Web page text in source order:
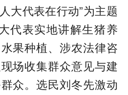
大代表在行动”为主题
代表实地讲解生猪养
果种植、涉农法律咨
场收集群众意见与建
众。选民刘冬先激动